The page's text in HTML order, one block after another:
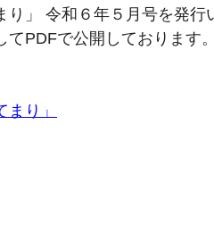
」 令和６年５月号を発行
てPDFで公開しております
り」